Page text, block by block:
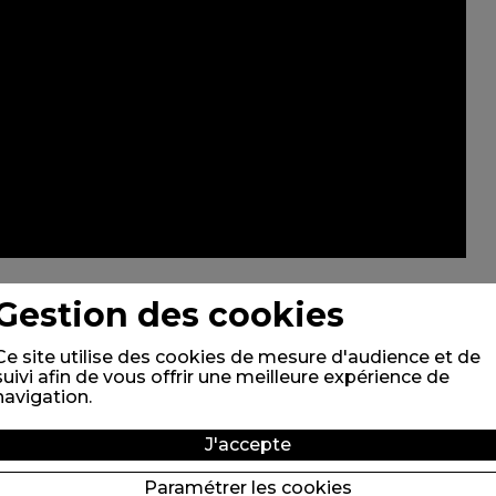
des cookies
site utilise des cookies de mesure d'audience et de
afin de vous offrir une meilleure expérience de
J'accepte
Paramétrer les cookies